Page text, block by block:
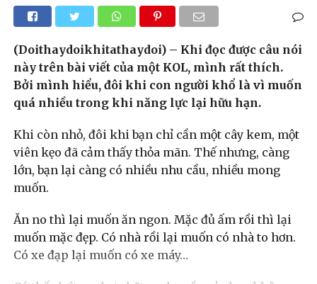
(Doithaydoikhitathaydoi) – Khi đọc được câu nói
này trên bài viết của một KOL, mình rất thích.
Bởi mình hiểu, đôi khi con người khổ là vì muốn
quá nhiều trong khi năng lực lại hữu hạn.
Khi còn nhỏ, đôi khi bạn chỉ cần một cây kem, một
viên kẹo đã cảm thấy thỏa mãn. Thế nhưng, càng
lớn, bạn lại càng có nhiều nhu cầu, nhiều mong
muốn.
Ăn no thì lại muốn ăn ngon. Mặc đủ ấm rồi thì lại
muốn mặc đẹp. Có nhà rồi lại muốn có nhà to hơn.
Có xe đạp lại muốn có xe máy…